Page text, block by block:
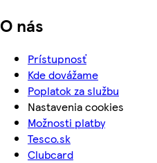
O nás
Prístupnosť
Kde dovážame
Poplatok za službu
Nastavenia cookies
Možnosti platby
Tesco.sk
Clubcard